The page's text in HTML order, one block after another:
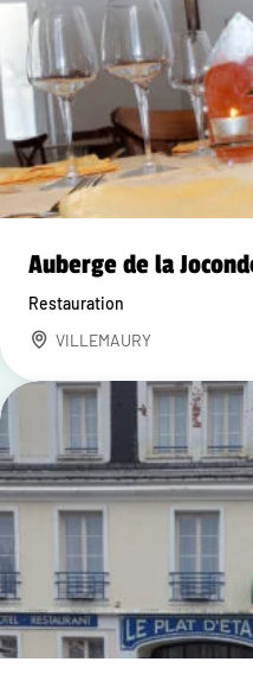
Auberge de la
Restauration
VILLEMAURY